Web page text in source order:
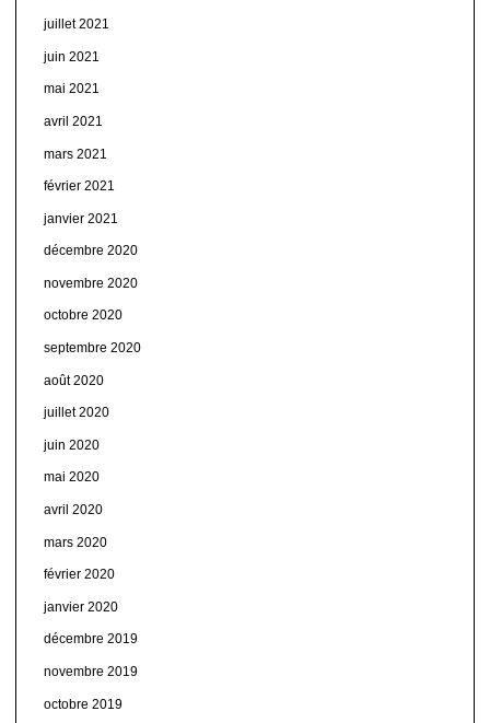
juillet 2021
juin 2021
mai 2021
avril 2021
mars 2021
février 2021
janvier 2021
décembre 2020
novembre 2020
octobre 2020
septembre 2020
août 2020
juillet 2020
juin 2020
mai 2020
avril 2020
mars 2020
février 2020
janvier 2020
décembre 2019
novembre 2019
octobre 2019